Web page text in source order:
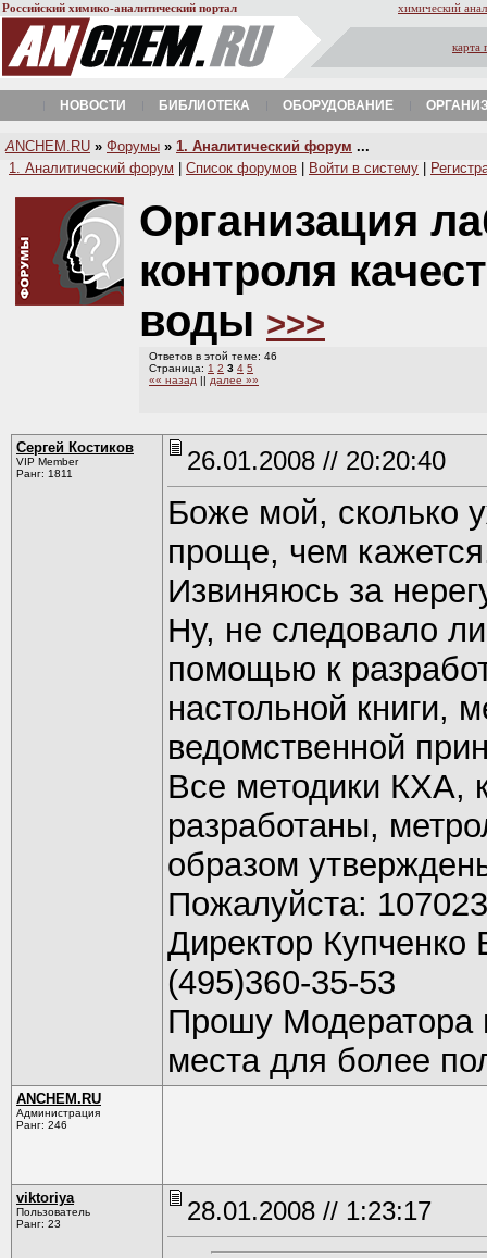
Российский химико-аналитический портал химический
карта
НОВОСТИ БИБЛИОТЕКА ОБОРУДОВАНИЕ
A NCHEM.RU » Форумы » 1. Аналитический форум ...
1. Аналитический форум
Список форумов Войти в систему
Организация
контроля
воды >>>
Ответов в этой теме: 46
Страница: 1 2 3 4 5
«« назад || далее »»
Сергей Костиков
VIP Member
Ранг: 1811
26.01.2008 // 20:20:40
Боже мой, сколько
проще, чем
Извиняюсь за
Ну, не следовало
помощью к
настольной книги,
ведомственной
Все методики КХА,
разработаны,
образом
Пожалуйста:
Директор
(495)360-35-53
Прошу Модератора
места для более
ANCHEM.RU
Администрация
Ранг: 246
viktoriya
Пользователь
Ранг: 23
28.01.2008 // 1:23:17